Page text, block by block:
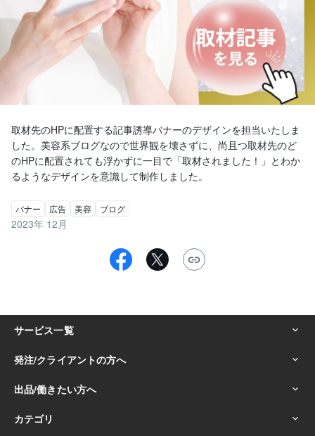
取材先のHPに配置する記事誘導バナーのデザインを担当いたしま
した。美容系ブログなので世界観を壊さずに、尚且つ取材先のど
のHPに配置されても浮かずに一目で「取材されました！」とわか
るようなデザインを意識して制作しました。
バナー 広告 美容 ブログ
2023年 12月